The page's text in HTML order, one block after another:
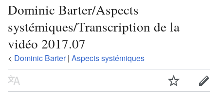
Dominic Barter/Aspects
systémiques/Transcription de la
vidéo 2017.07
< Dominic Barter‎ | Aspects systémiques